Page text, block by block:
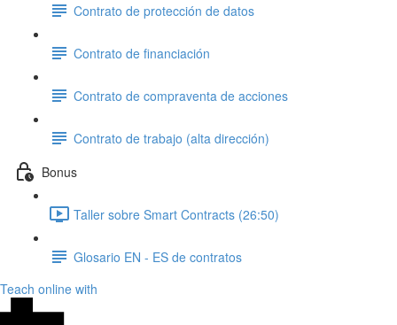
Contrato de protección de datos
Contrato de financiación
Contrato de compraventa de acciones
Contrato de trabajo (alta dirección)
Bonus
Taller sobre Smart Contracts (26:50)
Glosario EN - ES de contratos
Teach online with